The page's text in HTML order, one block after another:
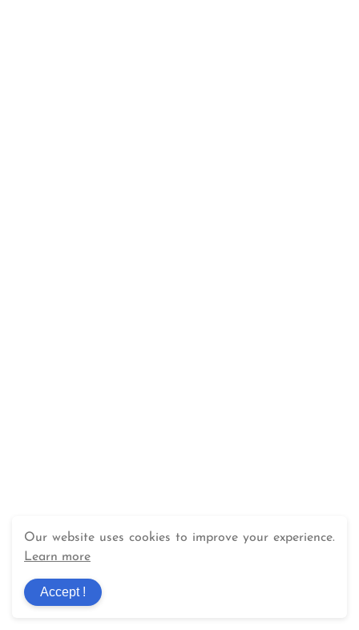
Our website uses cookies to improve your experience.
Learn more
Accept !